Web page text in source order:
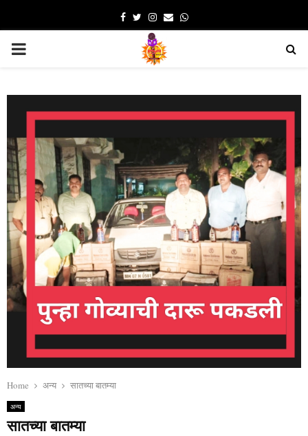
Facebook
TwitterInstagram
EmailWhatsapp
PRIMARY
Home अन्य सातच्या बातम्या
अन्य
सातच्या बातम्या